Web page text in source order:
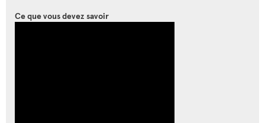
Ce que vous devez savoir